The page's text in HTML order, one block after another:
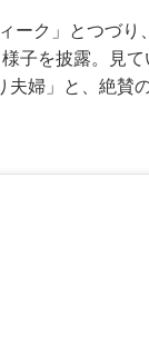
ーク」とつづり
子を披露。見
婦」と、絶賛